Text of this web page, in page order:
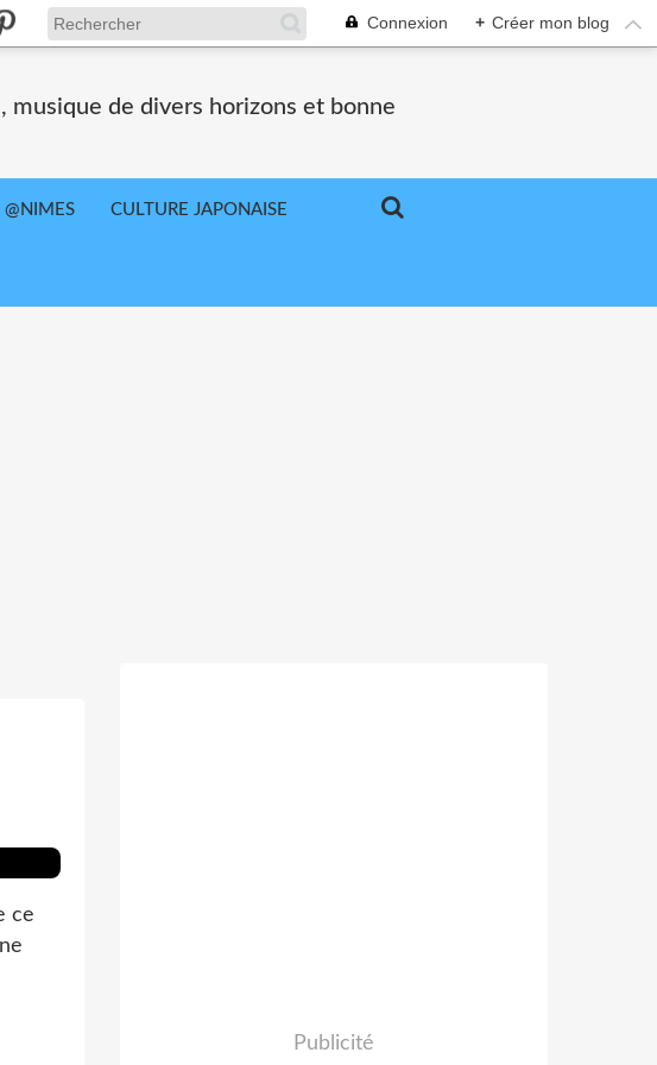
Connexion + Créer mon blog
musique de divers horizons et bonne
@NIMES CULTURE JAPONAISE
ce
Publicité